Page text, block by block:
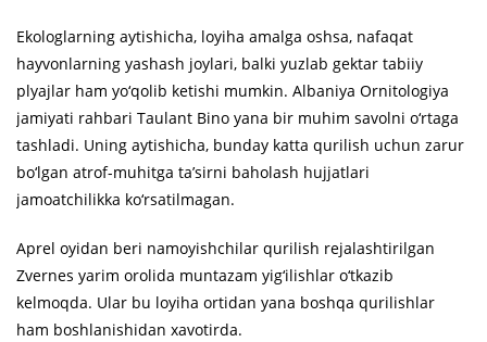
Ekologlarning aytishicha, loyiha amalga oshsa, nafaqat
hayvonlarning yashash joylari, balki yuzlab gektar tabiiy
plyajlar ham yo‘qolib ketishi mumkin. Albaniya Ornitologiya
jamiyati rahbari Taulant Bino yana bir muhim savolni o‘rtaga
tashladi. Uning aytishicha, bunday katta qurilish uchun zarur
bo‘lgan atrof-muhitga ta’sirni baholash hujjatlari
jamoatchilikka ko‘rsatilmagan.
Aprel oyidan beri namoyishchilar qurilish rejalashtirilgan
Zvernes yarim orolida muntazam yig‘ilishlar o‘tkazib
kelmoqda. Ular bu loyiha ortidan yana boshqa qurilishlar
ham boshlanishidan xavotirda.